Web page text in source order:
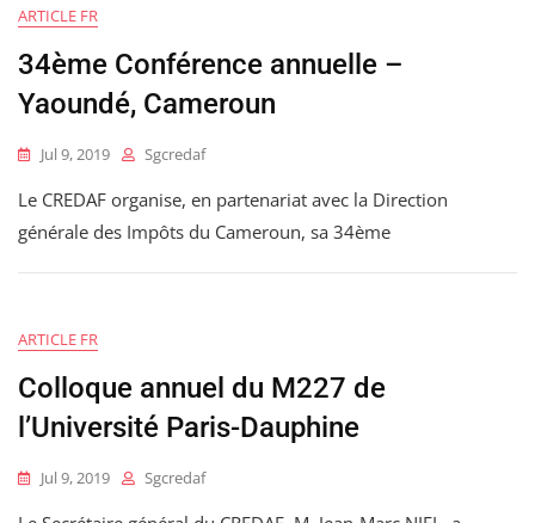
ARTICLE FR
34ème Conférence annuelle –
Yaoundé, Cameroun
Jul 9, 2019 Sgcredaf
Le CREDAF organise, en partenariat avec la Direction
générale des Impôts du Cameroun, sa 34ème
ARTICLE FR
Colloque annuel du M227 de
l’Université Paris-Dauphine
Jul 9, 2019 Sgcredaf